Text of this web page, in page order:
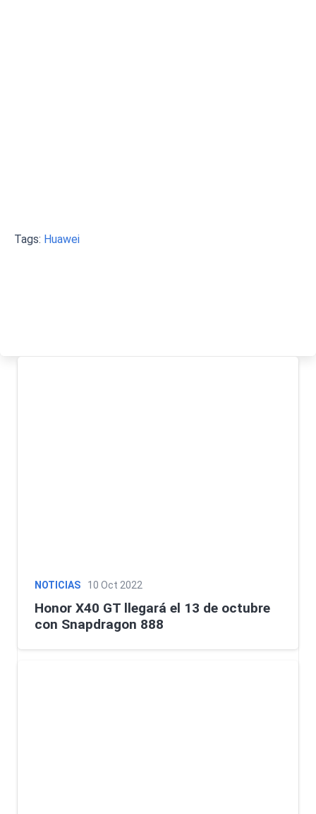
Tags: Huawei
NOTICIAS 10 Oct 2022
Honor X40 GT llegará el 13 de octubre
con Snapdragon 888